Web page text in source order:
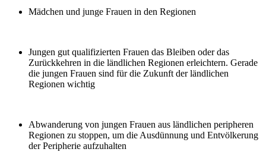
Mädchen und junge Frauen in den Regionen
Jungen gut qualifizierten Frauen das Bleiben oder das
Zurückkehren in die ländlichen Regionen erleichtern. Gerade
die jungen Frauen sind für die Zukunft der ländlichen
Regionen wichtig
Abwanderung von jungen Frauen aus ländlichen peripheren
Regionen zu stoppen, um die Ausdünnung und Entvölkerung
der Peripherie aufzuhalten